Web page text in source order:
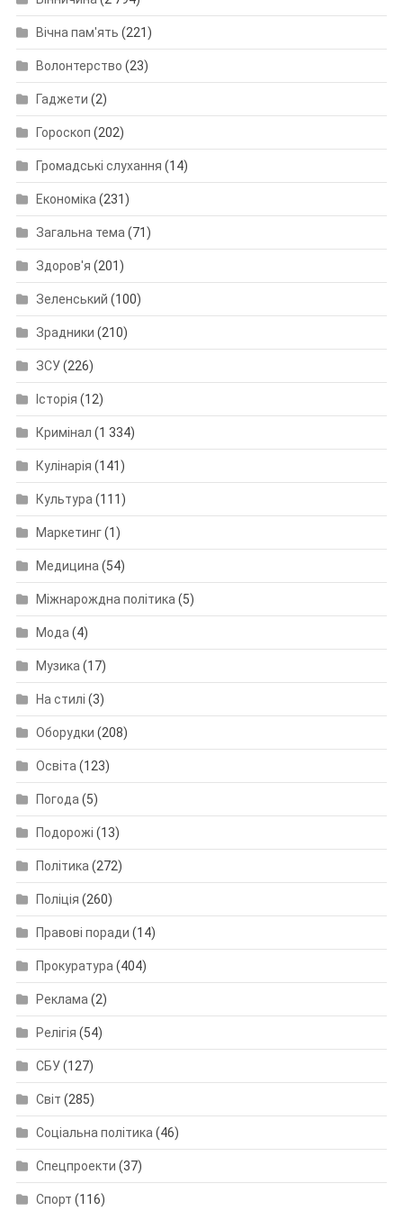
Вічна пам'ять (221)
Волонтерство (23)
Гаджети (2)
Гороскоп (202)
Громадські слухання (14)
Економіка(231)
Загальна тема(71)
Здоров'я (201)
Зеленський (100)
Зрадники (210)
ЗСУ(226)
Історія (12)
Кримінал (1 334)
Кулінарія (141)
Культура(111)
Маркетинг(1)
Медицина(54)
Міжнарождна політика(5)
Мода(4)
Музика(17)
На стилі (3)
Оборудки (208)
Освіта(123)
Погода(5)
Подорожі (13)
Політика(272)
Поліція (260)
Правові поради (14)
Прокуратура(404)
Реклама(2)
Релігія (54)
СБУ(127)
Світ (285)
Соціальна політика(46)
Спецпроекти (37)
Спорт (116)